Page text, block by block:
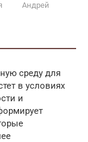
Андрей
среду для
в условиях
и